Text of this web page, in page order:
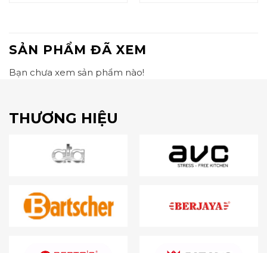
SẢN PHẨM ĐÃ XEM
Bạn chưa xem sản phẩm nào!
THƯƠNG HIỆU